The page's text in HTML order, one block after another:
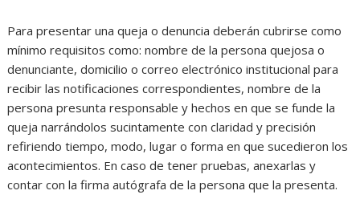
Para presentar una queja o denuncia deberán cubrirse como
mínimo requisitos como: nombre de la persona quejosa o
denunciante, domicilio o correo electrónico institucional para
recibir las notificaciones correspondientes, nombre de la
persona presunta responsable y hechos en que se funde la
queja narrándolos sucintamente con claridad y precisión
refiriendo tiempo, modo, lugar o forma en que sucedieron los
acontecimientos. En caso de tener pruebas, anexarlas y
contar con la firma autógrafa de la persona que la presenta.